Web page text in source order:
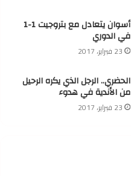
أسوان يتعادل مع بتروجيت 1-1
في الدوري
23 فبراير، 2017
الحضري.. الرجل الذي يكره الرحيل
من الأندية في هدوء
23 فبراير، 2017